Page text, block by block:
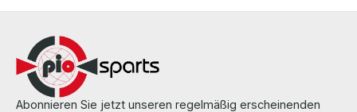
C2960C-8TC-L 8-Port RJ-45 100Mbps Fast Ethernet Switch 1 x
the factory settings with the corresponding logins of manuals.
Alle Geräte wurden von uns überholt, getestet und auf
Werkeinstellung zurückgesetzt mit den entsprechenden Logins
der Handbücher. More information and details can be found on the
pages of the manufacturer. Weitere Informationen und Details
finden Sie auf den Seiten des Herstellers.
Abonnieren Sie jetzt unseren regelmäßig erscheinenden